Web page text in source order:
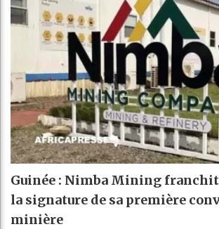
Guinée : Nimba Mining franchit
la signature de sa première
minière